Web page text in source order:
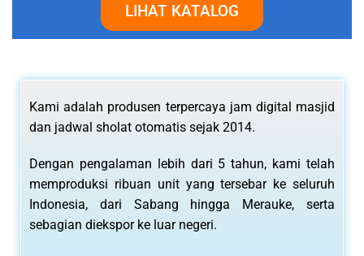
LIHAT KATALOG
Kami adalah produsen terpercaya jam digital masjid
dan jadwal sholat otomatis sejak 2014.
Dengan pengalaman lebih dari 5 tahun, kami telah
memproduksi ribuan unit yang tersebar ke seluruh
Indonesia, dari Sabang hingga Merauke, serta
sebagian diekspor ke luar negeri.